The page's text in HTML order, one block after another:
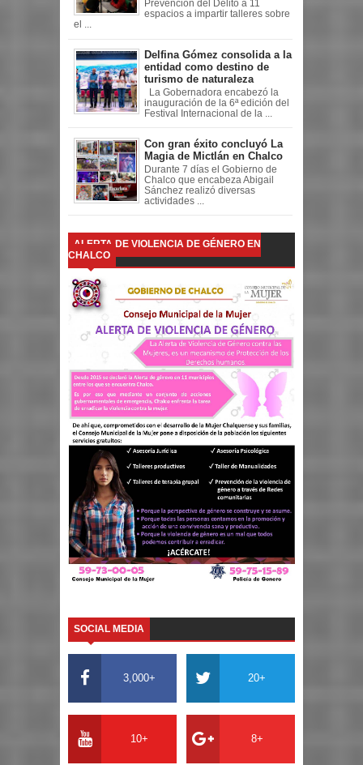
Prevención del Delito a 11
espacios a impartir talleres sobre
el ...
Delfina Gómez consolida a la
entidad como destino de
turismo de naturaleza
La Gobernadora encabezó la
inauguración de la 6ª edición del
Festival Internacional de la ...
Con gran éxito concluyó La
Magia de Mictlán en Chalco
Durante 7 días el Gobierno de
Chalco que encabeza Abigail
Sánchez realizó diversas
actividades ...
ALERTA DE VIOLENCIA DE GÉNERO EN
CHALCO
SOCIAL MEDIA
3,000+ 20+
10+ 8+